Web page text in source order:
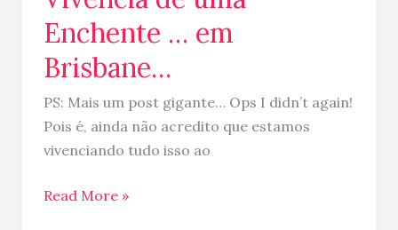
Enchente … em
Brisbane…
PS: Mais um post gigante… Ops I didn’t again!
Pois é, ainda não acredito que estamos
vivenciando tudo isso ao
Read More »